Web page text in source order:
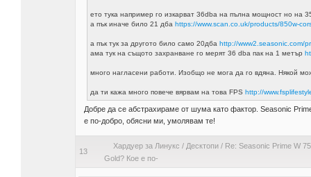
ето тука например го изкарват 36dba на пълна мощност но на
a пък иначе било 21 дба https://www.scan.co.uk/products/850w-
а пък тук за другото било само 20дба http://www2.seasonic.com/
ама тук на същото захранване го мерят 36 dba пак на 1 метър
много нагласени работи. Изобщо не мога да го вдяна. Някой
да ти кажа много повече вярвам на това FPS http://
Добре да се абстрахираме от шума като фактор. Seasonic
е по-добро, обясни ми, умолявам те!
13
Хардуер за Линукс / Десктопи/ Re: Seasonic Prime W
Gold? Кое е по-